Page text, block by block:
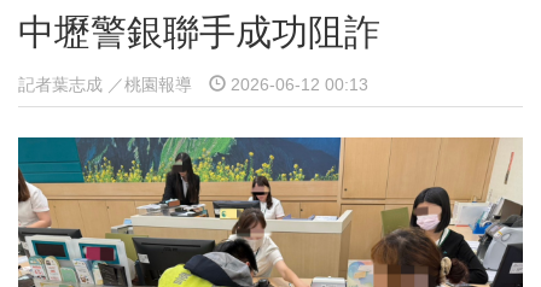
中壢警銀聯手成功阻詐
記者葉志成 ／桃園報導 2026-06-12 00:13